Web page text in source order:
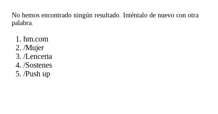
No hemos encontrado ningún resultado. Inténtalo de nuevo con otra
palabra.
hm.com
/Mujer
/Lenceria
/Sostenes
/Push up